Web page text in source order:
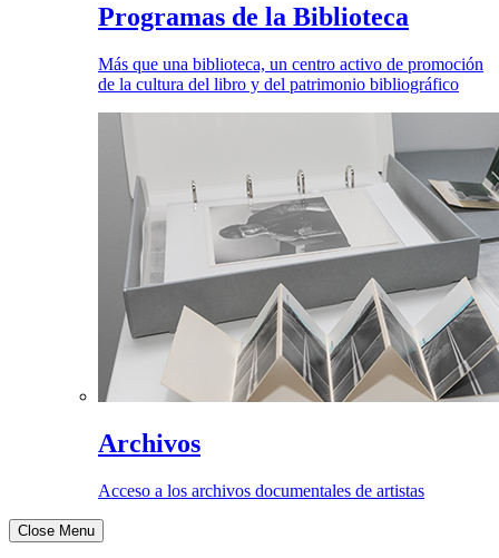
Programas de la Biblioteca
Más que una biblioteca, un centro activo de promoción
de la cultura del libro y del patrimonio bibliográfico
Archivos
Acceso a los archivos documentales de artistas
Close Menu